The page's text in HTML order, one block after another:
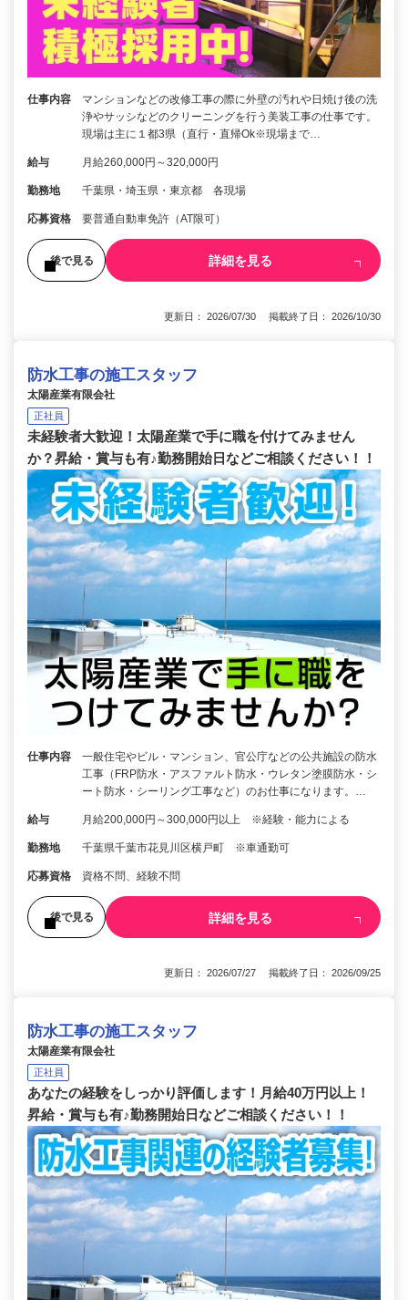
仕事内容
マンションなどの改修工事の際に外壁の汚れや日焼け後の洗
浄やサッシなどのクリーニングを行う美装工事の仕事です。
現場は主に１都3県（直行・直帰Ok※現場まで…
給与 月給260,000円～320,000円
勤務地 千葉県・埼玉県・東京都 各現場
応募資格 要普通自動車免許（AT限可）
後で見る 詳細を見る
更新日： 2026/07/30 掲載終了日： 2026/10/30
防水工事の施工スタッフ
太陽産業有限会社
正社員
未経験者大歓迎！太陽産業で手に職を付けてみません
か？昇給・賞与も有♪勤務開始日などご相談ください！！
仕事内容
一般住宅やビル・マンション、官公庁などの公共施設の防水
工事（FRP防水・アスファルト防水・ウレタン塗膜防水・シ
ート防水・シーリング工事など）のお仕事になります。…
給与 月給200,000円～300,000円以上 ※経験・能力による
勤務地 千葉県千葉市花見川区横戸町 ※車通勤可
応募資格 資格不問、経験不問
後で見る 詳細を見る
更新日： 2026/07/27 掲載終了日： 2026/09/25
防水工事の施工スタッフ
太陽産業有限会社
正社員
あなたの経験をしっかり評価します！月給40万円以上！
昇給・賞与も有♪勤務開始日などご相談ください！！